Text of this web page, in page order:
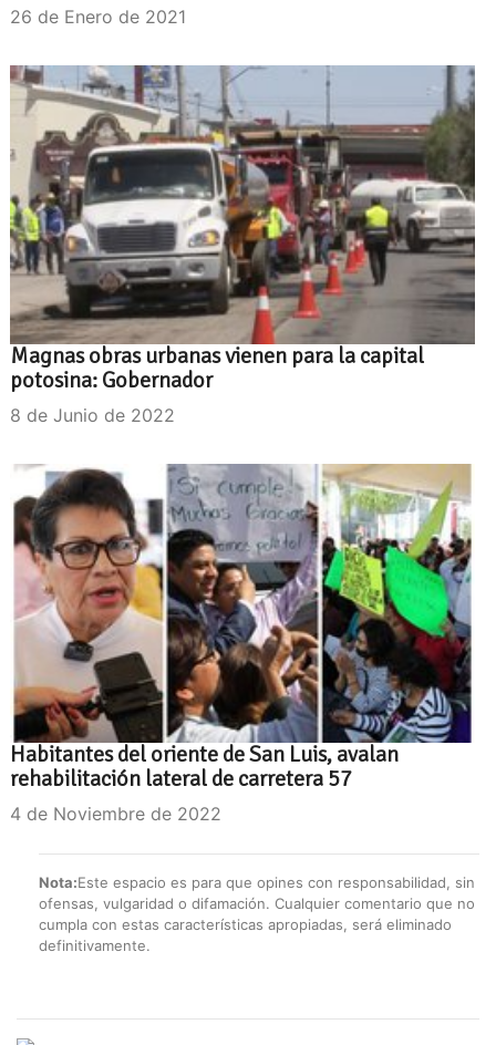
26 de Enero de 2021
Magnas obras urbanas vienen para la capital
potosina: Gobernador
8 de Junio de 2022
Habitantes del oriente de San Luis, avalan
rehabilitación lateral de carretera 57
4 de Noviembre de 2022
Nota:Este espacio es para que opines con responsabilidad, sin
ofensas, vulgaridad o difamación. Cualquier comentario que no
cumpla con estas características apropiadas, será eliminado
definitivamente.